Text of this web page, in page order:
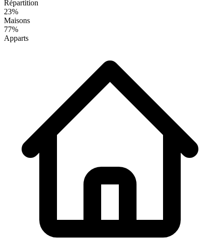
Répartition
23%
Maisons
77%
Apparts